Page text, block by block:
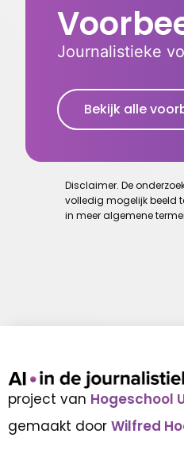
Journalistieke
Bekijk alle
Disclaimer. De
volledig mogelijk beeld
in meer algemene
project van Hogeschool
gemaakt door Wilfred